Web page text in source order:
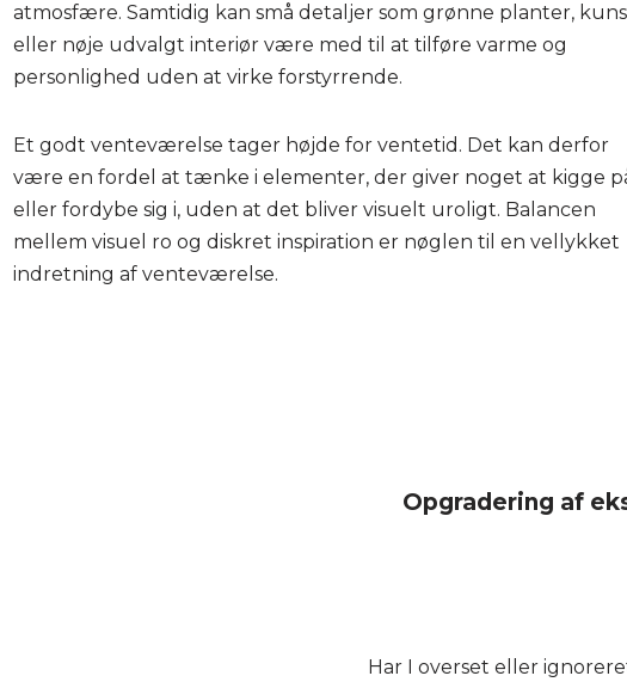
atmosfære. Samtidig kan små detaljer som grønne planter,
eller nøje udvalgt interiør være med til at tilføre varme og
personlighed uden at virke forstyrrende.
Et godt venteværelse tager højde for ventetid. Det kan derfor
være en fordel at tænke i elementer, der giver noget at kigge
eller fordybe sig i, uden at det bliver visuelt uroligt. Balancen
mellem visuel ro og diskret inspiration er nøglen til en vellykket
indretning af venteværelse.
Opgradering af
Har I overset eller